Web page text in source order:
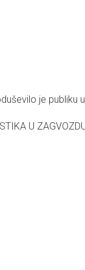
je publiku
U